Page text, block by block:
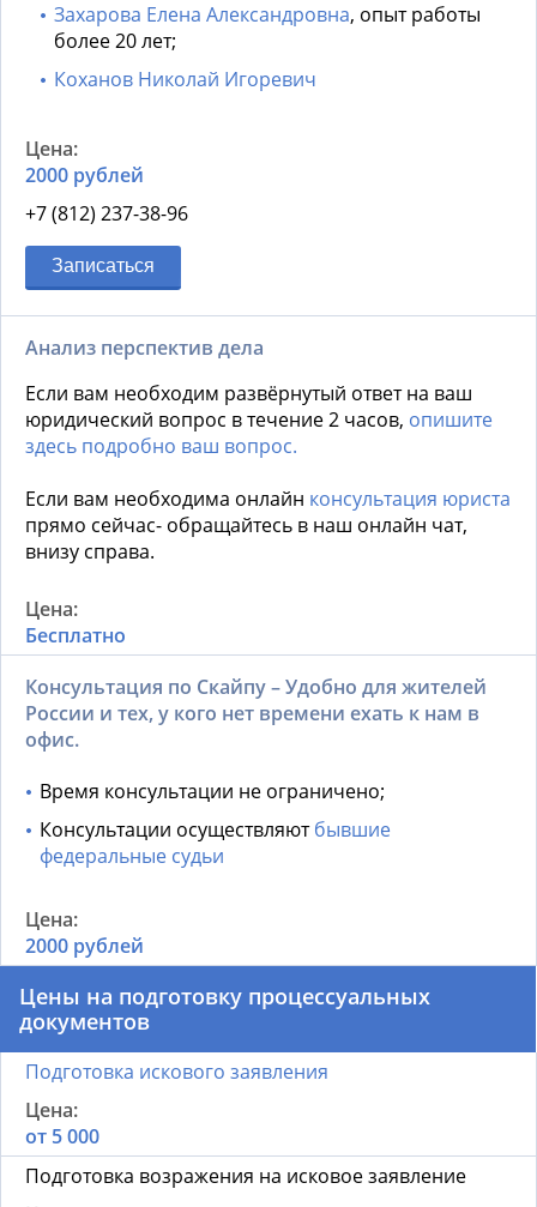
Захарова Елена Александровна, опыт работы
более 20 лет;
Коханов Николай Игоревич
2000 рублей
+7 (812) 237-38-96
Записаться
Анализ перспектив дела
Если вам необходим развёрнутый ответ на ваш
юридический вопрос в течение 2 часов, опишите
здесь подробно ваш вопрос.
Если вам необходима онлайн консультация юриста
прямо сейчас- обращайтесь в наш онлайн чат,
внизу справа.
Бесплатно
Консультация по Скайпу – Удобно для жителей
России и тех, у кого нет времени ехать к нам в
офис.
Время консультации не ограничено;
Консультации осуществляютбывшие
федеральные судьи
2000 рублей
Цены на подготовку процессуальных
документов
Подготовка искового заявления
от 5 000
Подготовка возражения на исковое заявление